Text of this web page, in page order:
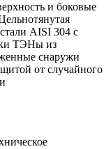
и боковые
AISI 304 с
ТЭНы из
снаружи
от случайного